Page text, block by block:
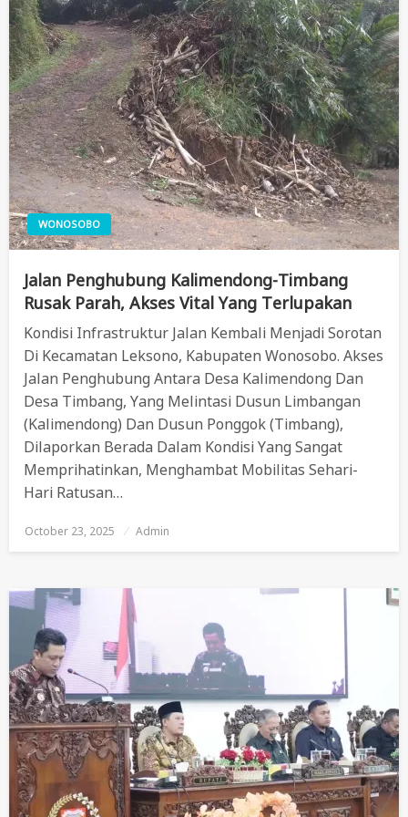
WONOSOBO
Jalan Penghubung Kalimendong-Timbang
Rusak Parah, Akses Vital Yang Terlupakan
Kondisi Infrastruktur Jalan Kembali Menjadi Sorotan
Di Kecamatan Leksono, Kabupaten Wonosobo. Akses
Jalan Penghubung Antara Desa Kalimendong Dan
Desa Timbang, Yang Melintasi Dusun Limbangan
(Kalimendong) Dan Dusun Ponggok (Timbang),
Dilaporkan Berada Dalam Kondisi Yang Sangat
Memprihatinkan, Menghambat Mobilitas Sehari-
Hari Ratusan…
Posted
October 23, 2025 Admin